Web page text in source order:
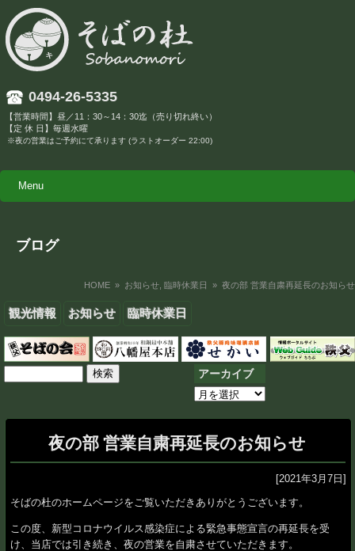
0494-26-5335
【営業時間】昼／11：30～14：30迄（売り切れ終い）
【定 休 日】毎週水曜
※夜の営業はご予約にて承ります (ラストオーダー 22:00)
Menu
ブログ
HOME » お知らせ 臨時休業日 » 夜の部 営業自粛再延長のお知らせ
観光情報 お知らせ 臨時休業日
アーカイブ
ア
イ
夜の部 営業自粛再延長のお知らせ
[2021年3月7日]
そばの杜のホームページをご覧いただきありがとうございます。
この度、新型コロナウイルス感染症による緊急事態宣言の再延長を受
け、当店では引き続き、夜の営業を自粛させていただきます。